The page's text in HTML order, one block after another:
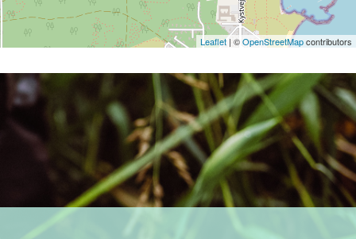
Leaflet | ©OpenStreetMapcontributors